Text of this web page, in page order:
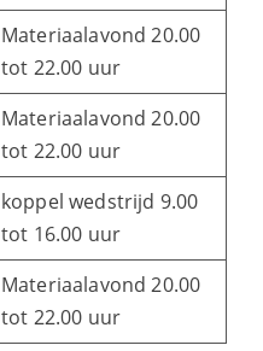
Materiaalavond 20.00
tot 22.00 uur
Materiaalavond 20.00
tot 22.00 uur
koppel wedstrijd 9.00
tot 16.00 uur
Materiaalavond 20.00
tot 22.00 uur